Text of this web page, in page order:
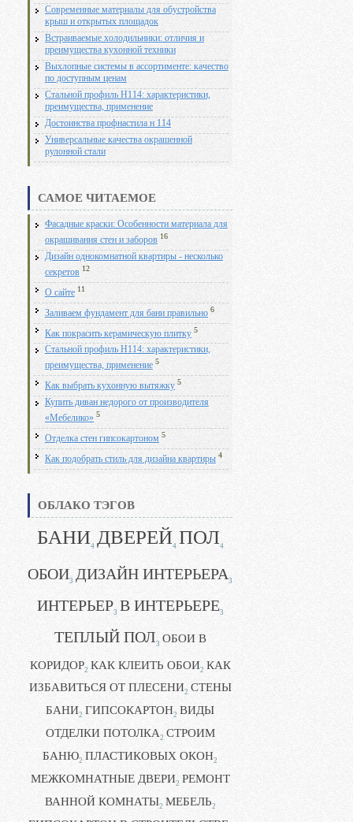
Современные материалы для обустройства
крыш и открытых площадок
Встраиваемые холодильники: отличия и
преимущества кухонной техники
Выхлопные системы в ассортименте: качество
по доступным ценам
Стальной профиль Н114: характеристики,
преимущества, применение
Достоинства профнастила н 114
Универсальные качества окрашенной
рулонной стали
САМОЕ ЧИТАЕМОЕ
Фасадные краски: Особенности материала для
окрашивания стен и заборов 16
Дизайн однокомнатной квартиры - несколько
секретов 12
О сайте 11
Заливаем фундамент для бани правильно 6
Как покрасить керамическую плитку 5
Стальной профиль Н114: характеристики,
преимущества, применение 5
Как выбрать кухонную вытяжку 5
Купить диван недорого от производителя
«Мебелико» 5
Отделка стен гипсокартоном 5
Как подобрать стиль для дизайна квартиры 4
ОБЛАКО ТЭГОВ
БАНИ4 ДВЕРЕЙ4 ПОЛ4
ОБОИ3 ДИЗАЙН ИНТЕРЬЕРА3
ИНТЕРЬЕР3 В ИНТЕРЬЕРЕ3
ТЕПЛЫЙ ПОЛ3 ОБОИ В
КОРИДОР2 КАК КЛЕИТЬ ОБОИ2 КАК
ИЗБАВИТЬСЯ ОТ ПЛЕСЕНИ2 СТЕНЫ
БАНИ2 ГИПСОКАРТОН2 ВИДЫ
ОТДЕЛКИ ПОТОЛКА2 СТРОИМ
БАНЮ2 ПЛАСТИКОВЫХ ОКОН2
МЕЖКОМНАТНЫЕ ДВЕРИ2 РЕМОНТ
ВАННОЙ КОМНАТЫ2 МЕБЕЛЬ2